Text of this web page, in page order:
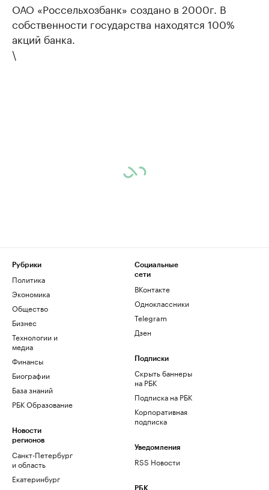
ОАО «Россельхозбанк» создано в 2000г. В
собственности государства находятся 100%
акций банка.
\
Рубрики
Политика
Экономика
Общество
Бизнес
Технологии и
медиа
Финансы
Биографии
База знаний
РБК Образование
Новости
регионов
Санкт-Петербург
и область
Екатеринбург
Социальные
сети
ВКонтакте
Одноклассники
Telegram
Дзен
Подписки
Скрыть баннеры
на РБК
Подписка на РБК
Корпоративная
подписка
Уведомления
RSS Новости
РБК